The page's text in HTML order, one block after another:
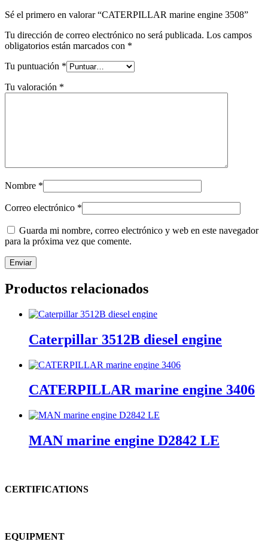
Sé el primero en valorar “CATERPILLAR marine engine 3508”
Tu dirección de correo electrónico no será publicada. Los campos
obligatorios están marcados con *
Tu puntuación *
Tu valoración *
Nombre *
Correo electrónico *
Guarda mi nombre, correo electrónico y web en este navegador
para la próxima vez que comente.
Productos relacionados
Caterpillar 3512B diesel engine
CATERPILLAR marine engine 3406
MAN marine engine D2842 LE
CERTIFICATIONS
EQUIPMENT